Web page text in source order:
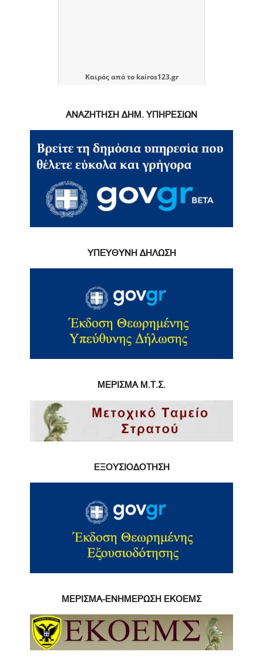
Καιρόςαπό το kairos123.gr
ΑΝΑΖΗΤΗΣΗ ΔΗΜ. ΥΠΗΡΕΣΙΩΝ
ΥΠΕΥΘΥΝΗ ΔΗΛΩΣΗ
ΜΕΡΙΣΜΑ Μ.Τ.Σ.
ΕΞΟΥΣΙΟΔΟΤΗΣΗ
ΜΕΡΙΣΜΑ-ΕΝΗΜΕΡΩΣΗ ΕΚΟΕΜΣ